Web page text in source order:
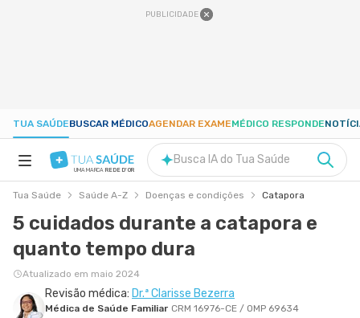
PUBLICIDADE
TUA SAÚDEBUSCAR MÉDICOAGENDAR EXAMEMÉDICO RESPONDE
NUTRIÇÃO
GRAVIDEZ
UMA MARCA REDE D'OR
Busca IA do Tua Saúde
Tua Saúde Saúde A-Z Doenças e condições Catapora
5 cuidados durante a catapora e
quanto tempo dura
Atualizado em maio 2024
Revisão médica: Dr.ª Clarisse Bezerra
Médica de Saúde Familiar CRM 16976-CE / OMP 69634